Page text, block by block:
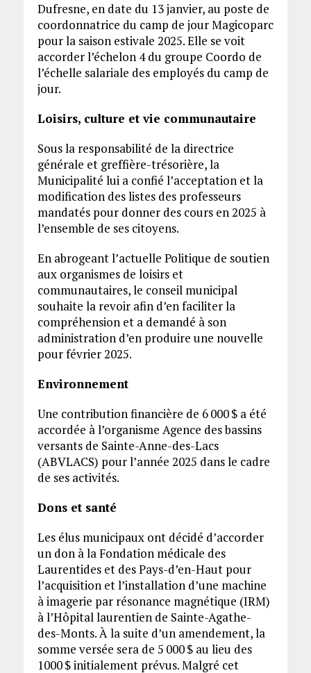
Dufresne, en date du 13 janvier, au poste de
coordonnatrice du camp de jour Magicoparc
pour la saison estivale 2025. Elle se voit
accorder l’échelon 4 du groupe Coordo de
l’échelle salariale des employés du camp de
jour.
Loisirs, culture et vie communautaire
Sous la responsabilité de la directrice
générale et greffière-trésorière, la
Municipalité lui a confié l’acceptation et la
modification des listes des professeurs
mandatés pour donner des cours en 2025 à
l’ensemble de ses citoyens.
En abrogeant l’actuelle Politique de soutien
aux organismes de loisirs et
communautaires, le conseil municipal
souhaite la revoir afin d’en faciliter la
compréhension et a demandé à son
administration d’en produire une nouvelle
pour février 2025.
Environnement
Une contribution financière de 6 000 $ a été
accordée à l’organisme Agence des bassins
versants de Sainte-Anne-des-Lacs
(ABVLACS) pour l’année 2025 dans le cadre
de ses activités.
Dons et santé
Les élus municipaux ont décidé d’accorder
un don à la Fondation médicale des
Laurentides et des Pays-d’en-Haut pour
l’acquisition et l’installation d’une machine
à imagerie par résonance magnétique (IRM)
à l’Hôpital laurentien de Sainte-Agathe-
des-Monts. À la suite d’un amendement, la
somme versée sera de 5 000 $ au lieu des
1000 $ initialement prévus. Malgré cet